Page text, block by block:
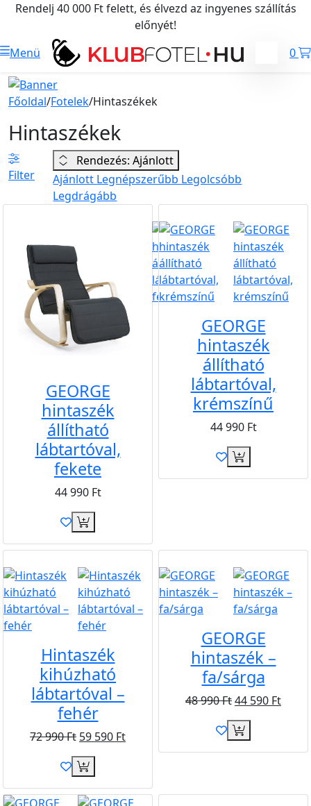
Rendelj 40 000 Ft felett, és élvezd az ingyenes szállítás
előnyét!
Menü
0
Főoldal/Fotelek/Hintaszékek
Hintaszékek
Filter
Rendezés: Ajánlott
Ajánlott Legnépszerűbb Legolcsóbb
Legdrágább
GEORGE
hintaszék
állítható
lábtartóval,
fekete
44 990 Ft
GEORGE
hintaszék
állítható
lábtartóval,
krémszínű
44 990 Ft
Hintaszék
kihúzható
lábtartóval –
fehér
72 990Ft 59 590 Ft
GEORGE
hintaszék –
fa/sárga
48 990Ft44 590 Ft